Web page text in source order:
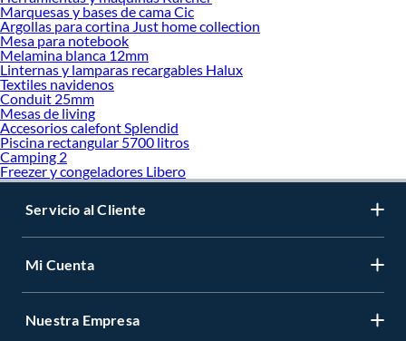
Marquesas y bases de cama Cic
Argollas para cortina Just home collection
Mesa para notebook
Melamina blanca 12mm
Linternas y lamparas recargables Halux
Textiles navidenos
Conduit 25mm
Mesas de living
Accesorios calefont Splendid
Piscina rectangular 5700 litros
Camping 2
Freezer y congeladores Libero
Servicio al Cliente
Mi Cuenta
Nuestra Empresa